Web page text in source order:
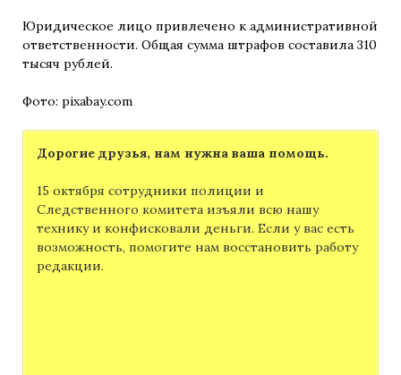
Юридическое лицо привлечено к административной
ответственности. Общая сумма штрафов составила 310
тысяч рублей.
Фото: pixabay.com
Дорогие друзья, нам нужна ваша помощь.
15 октября сотрудники полиции и
Следственного комитета изъяли всю нашу
технику и конфисковали деньги. Если у вас есть
возможность, помогите нам восстановить работу
редакции.